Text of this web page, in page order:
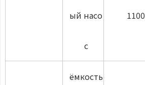
ый насо
с
1100
ёмкость